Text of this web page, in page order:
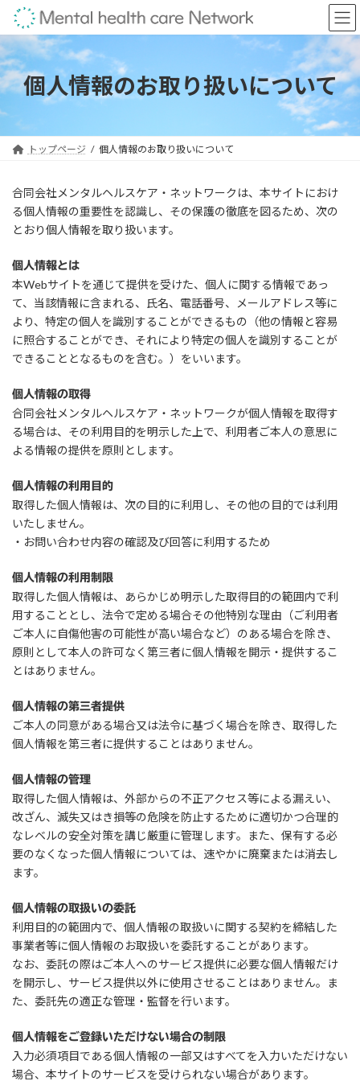
テ
ン
ツ
へ
ッ
ゲ
ー
シ
ョ
移
個人情報のお取り扱いについて
トップページ 個人情報のお取り扱いについて
合同会社メンタルヘルスケア・ネットワークは、本サイトにおけ
る個人情報の重要性を認識し、その保護の徹底を図るため、次の
とおり個人情報を取り扱います。
個人情報とは
本Webサイトを通じて提供を受けた、個人に関する情報であっ
て、当該情報に含まれる、氏名、電話番号、メールアドレス等に
より、特定の個人を識別することができるもの（他の情報と容易
に照合することができ、それにより特定の個人を識別することが
できることとなるものを含む。）をいいます。
個人情報の取得
合同会社メンタルヘルスケア・ネットワークが個人情報を取得す
る場合は、その利用目的を明示した上で、利用者ご本人の意思に
よる情報の提供を原則とします。
個人情報の利用目的
取得した個人情報は、次の目的に利用し、その他の目的では利用
いたしません。
・お問い合わせ内容の確認及び回答に利用するため
個人情報の利用制限
取得した個人情報は、あらかじめ明示した取得目的の範囲内で利
用することとし、法令で定める場合その他特別な理由（ご利用者
ご本人に自傷他害の可能性が高い場合など）のある場合を除き、
原則として本人の許可なく第三者に個人情報を開示・提供するこ
とはありません。
個人情報の第三者提供
ご本人の同意がある場合又は法令に基づく場合を除き、取得した
個人情報を第三者に提供することはありません。
個人情報の管理
取得した個人情報は、外部からの不正アクセス等による漏えい、
改ざん、滅失又はき損等の危険を防止するために適切かつ合理的
なレベルの安全対策を講じ厳重に管理します。また、保有する必
要のなくなった個人情報については、速やかに廃棄または消去し
ます。
個人情報の取扱いの委託
利用目的の範囲内で、個人情報の取扱いに関する契約を締結した
事業者等に個人情報のお取扱いを委託することがあります。
なお、委託の際はご本人へのサービス提供に必要な個人情報だけ
を開示し、サービス提供以外に使用させることはありません。ま
た、委託先の適正な管理・監督を行います。
個人情報をご登録いただけない場合の制限
入力必須項目である個人情報の一部又はすべてを入力いただけない
場合、本サイトのサービスを受けられない場合があります。